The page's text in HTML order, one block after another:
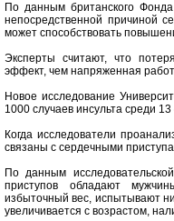
По данным британского
непосредственной причиной
может способствовать
Эксперты считают, что
эффект, чем напряженная
Новое исследование
1000 случаев инсульта среди
Когда исследователи
связаны с сердечными
По данным
приступов обладают
избыточный вес, испытывают
увеличивается с возрастом,